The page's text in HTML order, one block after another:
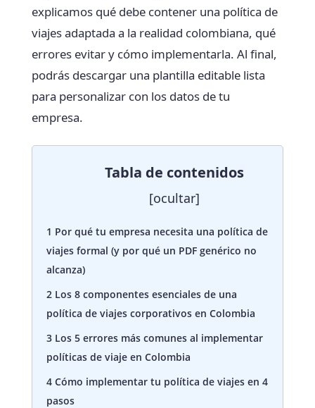
explicamos qué debe contener una política de
viajes adaptada a la realidad colombiana, qué
errores evitar y cómo implementarla. Al final,
podrás descargar una plantilla editable lista
para personalizar con los datos de tu
empresa.
Tabla de contenidos
[ocultar]
1 Por qué tu empresa necesita una política de
viajes formal (y por qué un PDF genérico no
alcanza)
2 Los 8 componentes esenciales de una
política de viajes corporativos en Colombia
3 Los 5 errores más comunes al implementar
políticas de viaje en Colombia
4 Cómo implementar tu política de viajes en 4
pasos